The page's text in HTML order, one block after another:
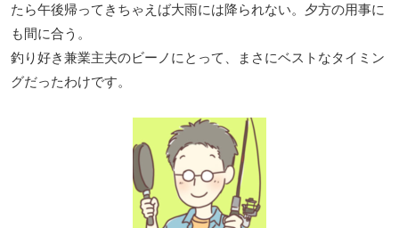
たら午後帰ってきちゃえば大雨には降られない。夕方の用事に
も間に合う。
釣り好き兼業主夫のビーノにとって、まさにベストなタイミン
グだったわけです。